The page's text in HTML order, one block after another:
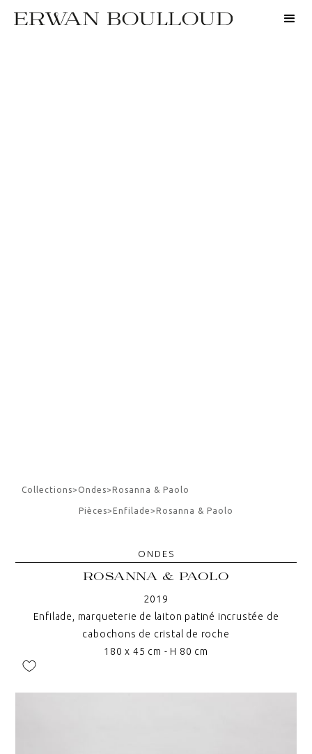
Collections> Ondes> Rosanna & Paolo
Pièces> Enfilade> Rosanna & Paolo
ONDES
ROSANNA & PAOLO
2019
Enfilade, marqueterie de laiton patiné incrustée de
cabochons de cristal de roche
180 x 45 cm - H 80 cm